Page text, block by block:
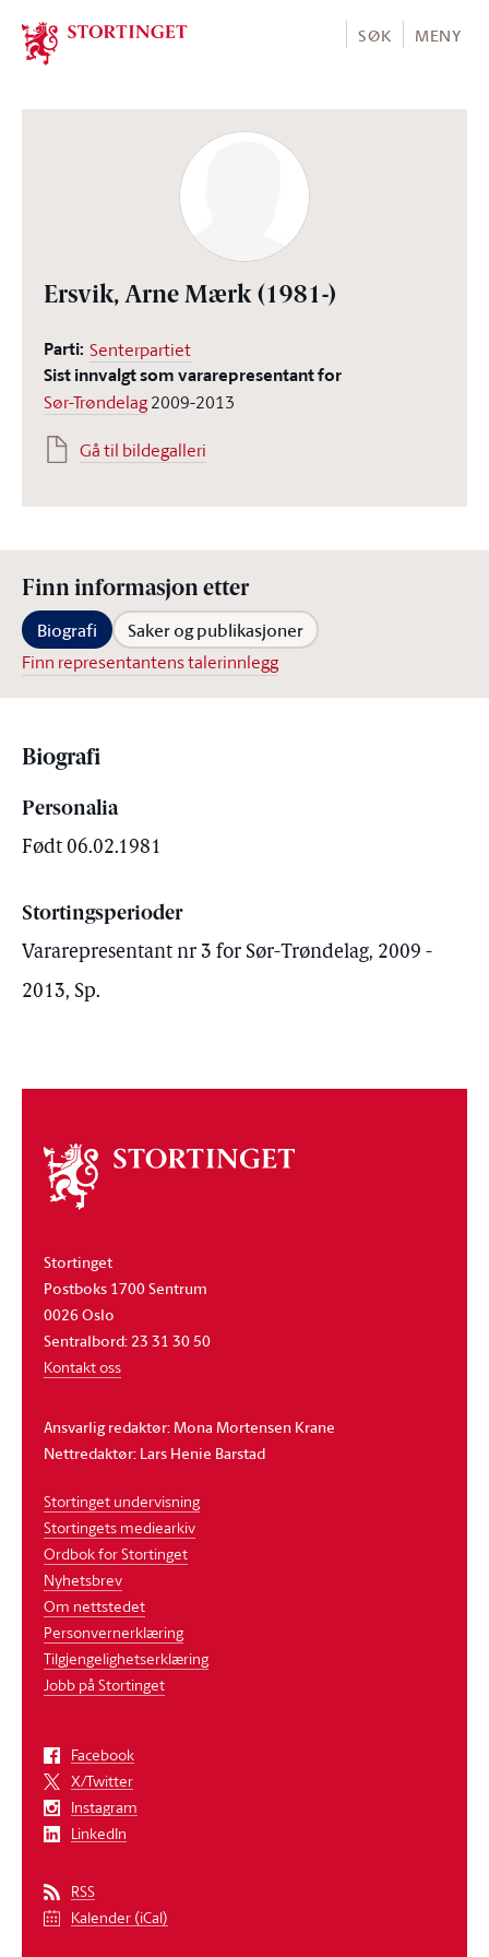
Stortinget.no
SØK MENY
Ersvik, Arne Mærk (1981-)
Parti: Senterpartiet
Sist innvalgt som vararepresentant for
Sør-Trøndelag2009-2013
Gå til bildegalleri
Finn informasjon etter
Biografi Saker og publikasjoner
Finn representantens talerinnlegg
Biografi
Personalia
Født 06.02.1981
Stortingsperioder
Vararepresentant nr 3 for Sør-Trøndelag, 2009 -
2013, Sp.
Om
stortinget
Stortinget
Postboks 1700 Sentrum
0026 Oslo
Sentralbord: 23 31 30 50
Kontakt oss
Ansvarlig redaktør: Mona Mortensen Krane
Nettredaktør: Lars Henie Barstad
Stortinget undervisning
Stortingets mediearkiv
Ordbok for Stortinget
Nyhetsbrev
Om nettstedet
Personvernerklæring
Tilgjengelighetserklæring
Jobb på Stortinget
Facebook
X/Twitter
Instagram
LinkedIn
RSS
Kalender (iCal)